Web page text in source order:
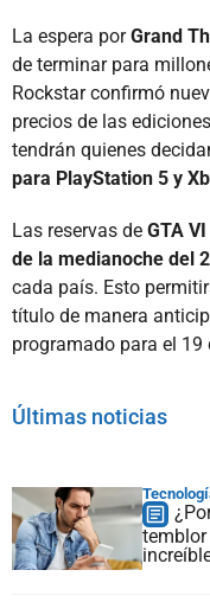
La espera porGrand
de terminar para
Rockstar confirmó
precios de las
tendrán quienes
para PlayStation 5 y
Las reservas de GTA
de la medianoche del
cada país. Esto
título de manera
programado para el 19
Últimas noticias
temblor